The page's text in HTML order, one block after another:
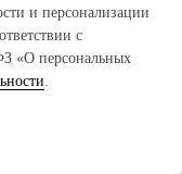
и персонализации
с
«О персональных
.